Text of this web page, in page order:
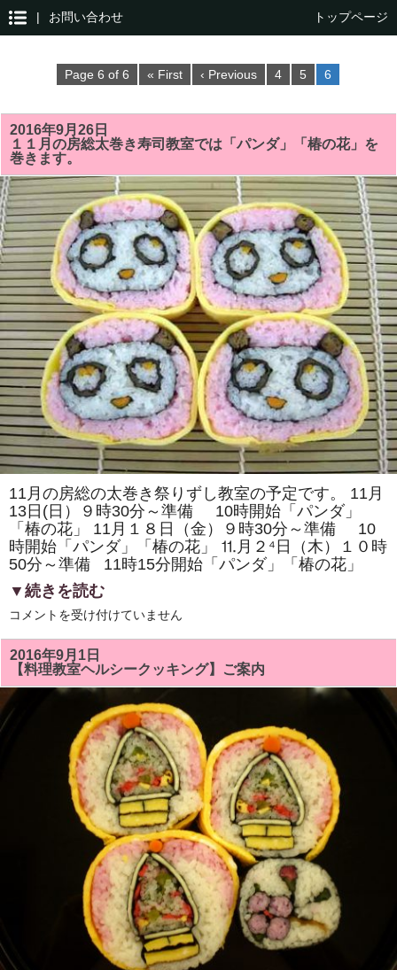
| お問い合わせ トップページ
Page 6 of 6 « First ‹ Previous 4 5 6
2016年9月26日
１１月の房総太巻き寿司教室では「パンダ」「椿の花」を
巻きます。
11月の房総の太巻き祭りずし教室の予定です。 11月
13日(日）９時30分～準備 10時開始「パンダ」
「椿の花」 11月１８日（金）９時30分～準備 10
時開始「パンダ」「椿の花」 ⒒月２⁴日（木）１０時
50分～準備 11時15分開始「パンダ」「椿の花」
▼続きを読む
１
月
の
房
総
太
巻
き
コメントを受け付けていません
2016年9月1日
【料理教室ヘルシークッキング】ご案内